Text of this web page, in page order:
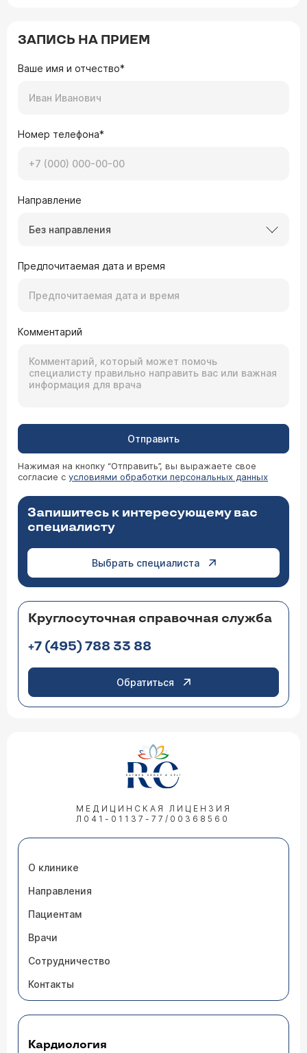
ЗАПИСЬ НА ПРИЕМ
Ваше имя и отчество*
Номер телефона*
Направление
Без направления
Предпочитаемая дата и время
Комментарий
Отправить
Нажимая на кнопку “Отправить”, вы выражаете свое
согласие с условиями обработки персональных данных
Запишитесь к интересующему вас
специалисту
Выбрать специалиста
Круглосуточная справочная служба
+7 (495) 788 33 88
Обратиться
МЕДИЦИНСКАЯ ЛИЦЕНЗИЯ
Л041-01137-77/00368560
О клинике
Направления
Пациентам
Врачи
Сотрудничество
Контакты
Кардиология